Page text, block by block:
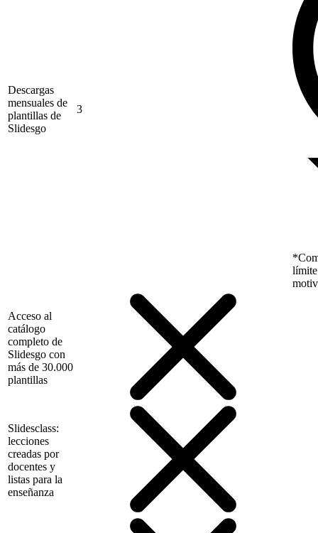
Descargas
mensuales de
plantillas de
Slidesgo
3
límite
Acceso al
catálogo
completo de
Slidesgo con
más de 30.000
plantillas
Slidesclass:
lecciones
creadas por
docentes y
listas para la
enseñanza